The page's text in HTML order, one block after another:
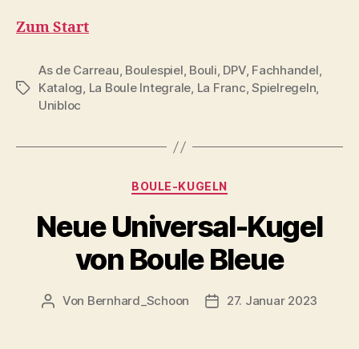
Zum Start
Schlagwörter
As de Carreau, Boulespiel, Bouli, DPV, Fachhandel,
Katalog, La Boule Integrale, La Franc,Spielregeln,
Unibloc
Kategorien
BOULE-KUGELN
Neue Universal-Kugel
von Boule Bleue
Beitragsautor
Von Bernhard_Schoon Veröffentlichungsdatum
27. Januar 2023